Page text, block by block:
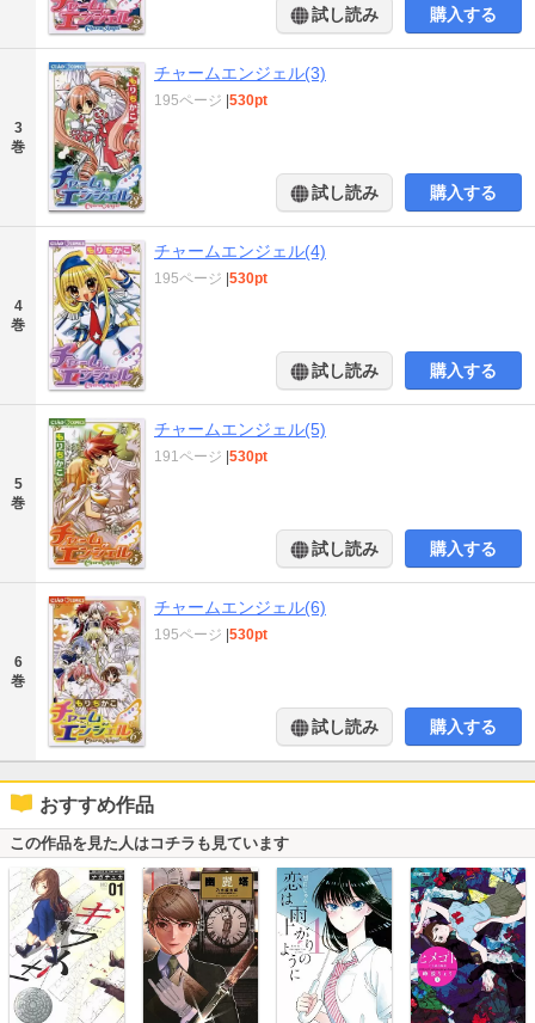
試し読み 購入する
3
巻
チャームエンジェル(3)
195ページ |530pt
試し読み 購入する
4
巻
チャームエンジェル(4)
195ページ |530pt
試し読み 購入する
5
巻
チャームエンジェル(5)
191ページ |530pt
試し読み 購入する
6
巻
チャームエンジェル(6)
195ページ |530pt
試し読み 購入する
おすすめ作品
この作品を見た人はコチラも見ています